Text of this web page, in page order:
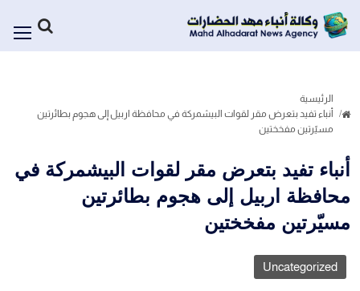
الرئيسية
أنباء تفيد بتعرض مقر لقوات البيشمركة في محافظة اربيل إلى هجوم بطائرتين
مسيّرتين مفخختين
أنباء تفيد بتعرض مقر لقوات البيشمركة في
محافظة اربيل إلى هجوم بطائرتين
مسيّرتين مفخختين
Uncategorized